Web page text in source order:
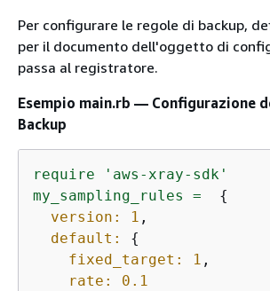
Per configurare le regole di backup,
per il documento dell'oggetto di
passa al registratore.
Esempio main.rb — Configurazione
Backup
require
'aws-xray-sdk'
my_sampling_rules
=
{
version:
1 ,
default:
{
fixed_target:
1 ,
rate:
0.1